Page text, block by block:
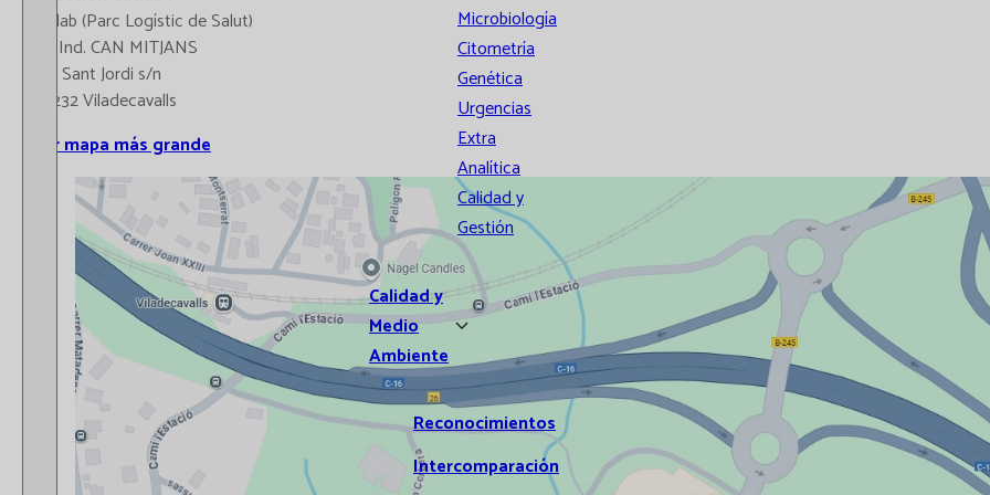
Microbiología
Citometría
Genética
Urgencias
Extra
Analítica
Calidad y
Gestión
Calidad y
Medio
Ambiente
Reconocimientos
Intercomparación
Catlab (Parc Logístic de Salut)
Pol.Ind. CAN MITJANS
Vial Sant Jordi s/n
08232 Viladecavalls
Ver mapa más grande